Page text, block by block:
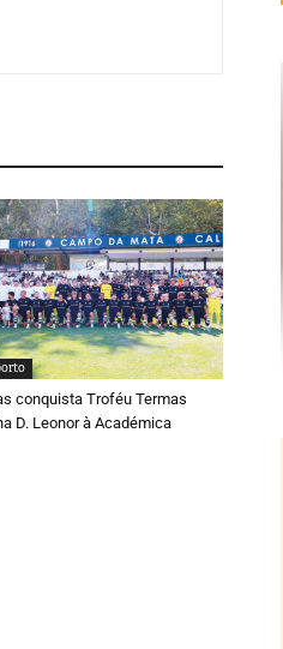
conquista Troféu Termas
D. Leonor à Académica